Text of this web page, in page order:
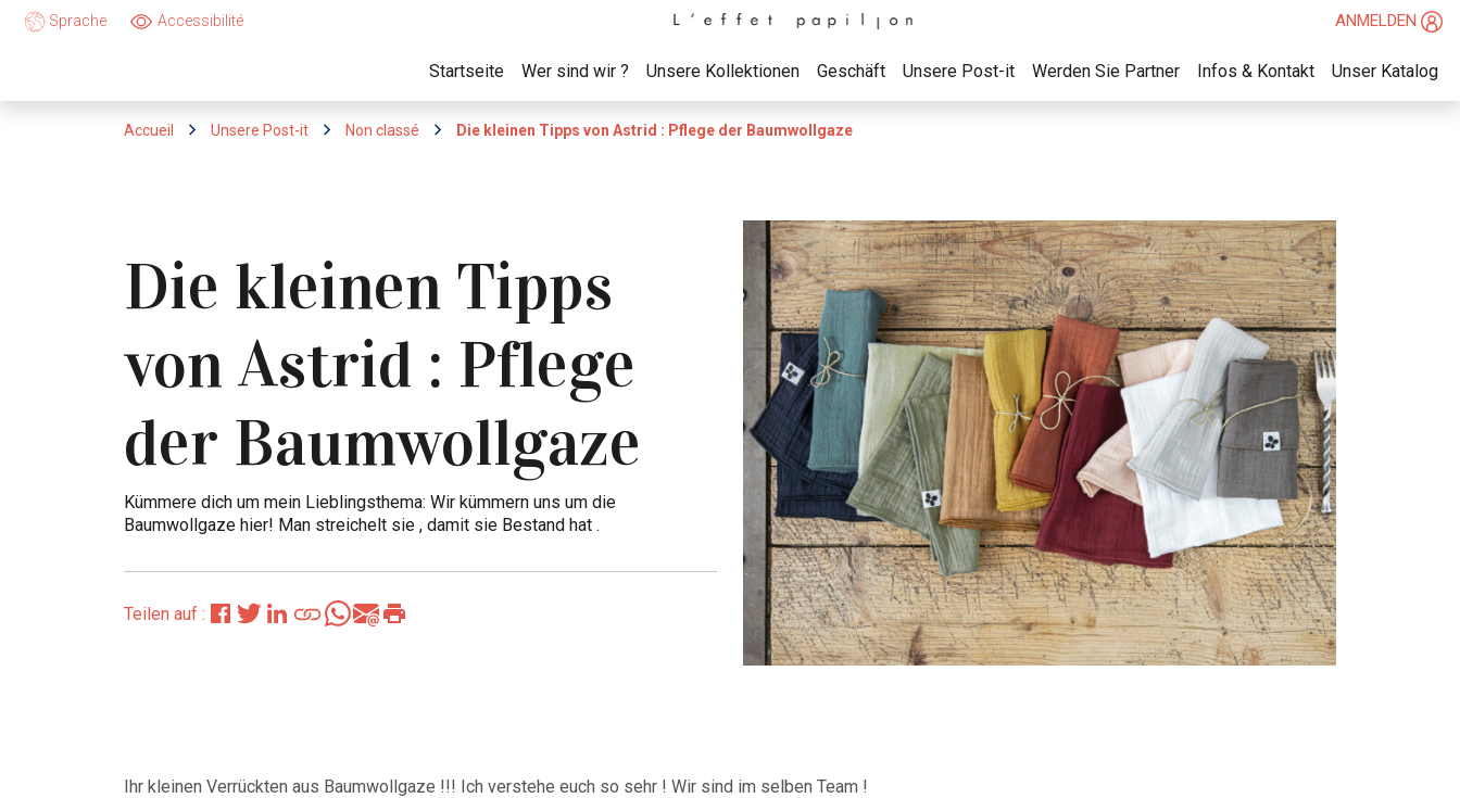
Sprache Accessibilité ANMELDEN
Startseite Wer sind wir ? Unsere Kollektionen Geschäft Unsere Post-it Werden Sie Partner Infos & Kontakt Unser Katalog
Accueil Unsere Post-it Non classé Die kleinen Tipps von Astrid : Pflege der Baumwollgaze
Die kleinen Tipps
von Astrid : Pflege
der Baumwollgaze
Kümmere dich um mein Lieblingsthema: Wir kümmern uns um die
Baumwollgaze hier! Man streichelt sie , damit sie Bestand hat .
Teilen auf :
Ihr kleinen Verrückten aus Baumwollgaze !!! Ich verstehe euch so sehr ! Wir sind im selben Team !